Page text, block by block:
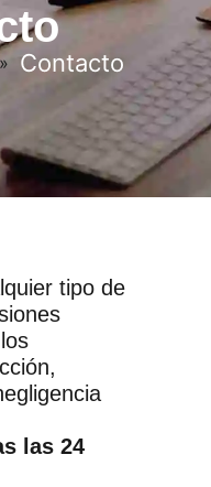
» Contacto
tipo de
las 24